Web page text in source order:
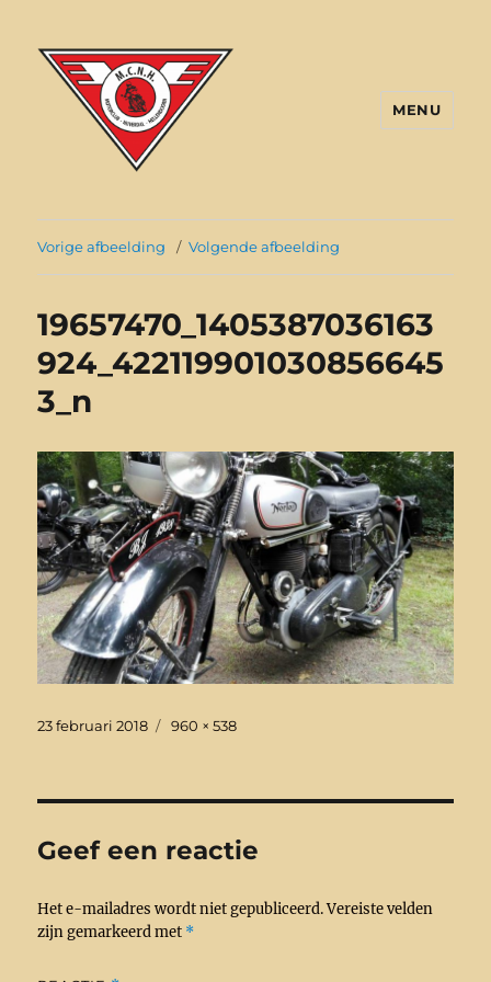
MENU
Vorige afbeelding Volgende afbeelding
19657470_1405387036163
924_422119901030856645
3_n
Geplaatst
23 februari 2018
Volledige
960 × 538
Geef een reactie
Het e-mailadres wordt niet gepubliceerd. Vereiste velden
zijn gemarkeerd met *